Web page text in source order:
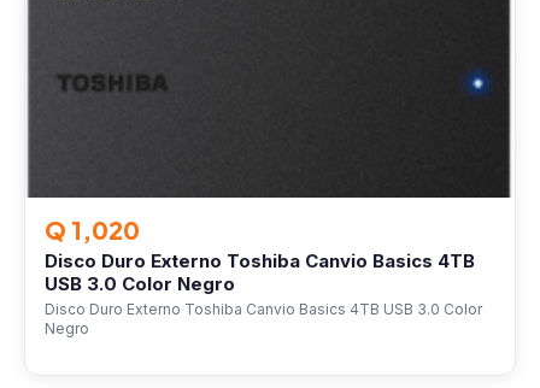
Q 1,020
Disco Duro Externo Toshiba Canvio Basics 4TB
USB 3.0 Color Negro
Disco Duro Externo Toshiba Canvio Basics 4TB USB 3.0 Color
Negro